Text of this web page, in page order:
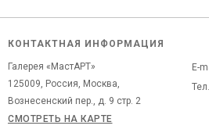
КОНТАКТНАЯ ИНФОРМАЦИЯ
Галерея «МастАРТ»
125009, Россия, Москва,
Вознесенский пер., д. 9 стр. 2
СМОТРЕТЬ НА КАРТЕ
E-